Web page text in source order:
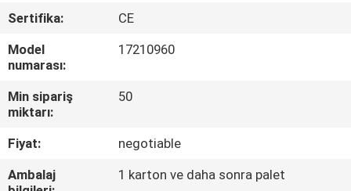
HAKKIMIZDA
TURU
KALITE
KONTROL
Sertifika:
CE
Model
numarası:
17210960
Min sipariş
miktarı:
50
Fiyat:
negotiable
Ambalaj
1 karton ve daha sonra palet